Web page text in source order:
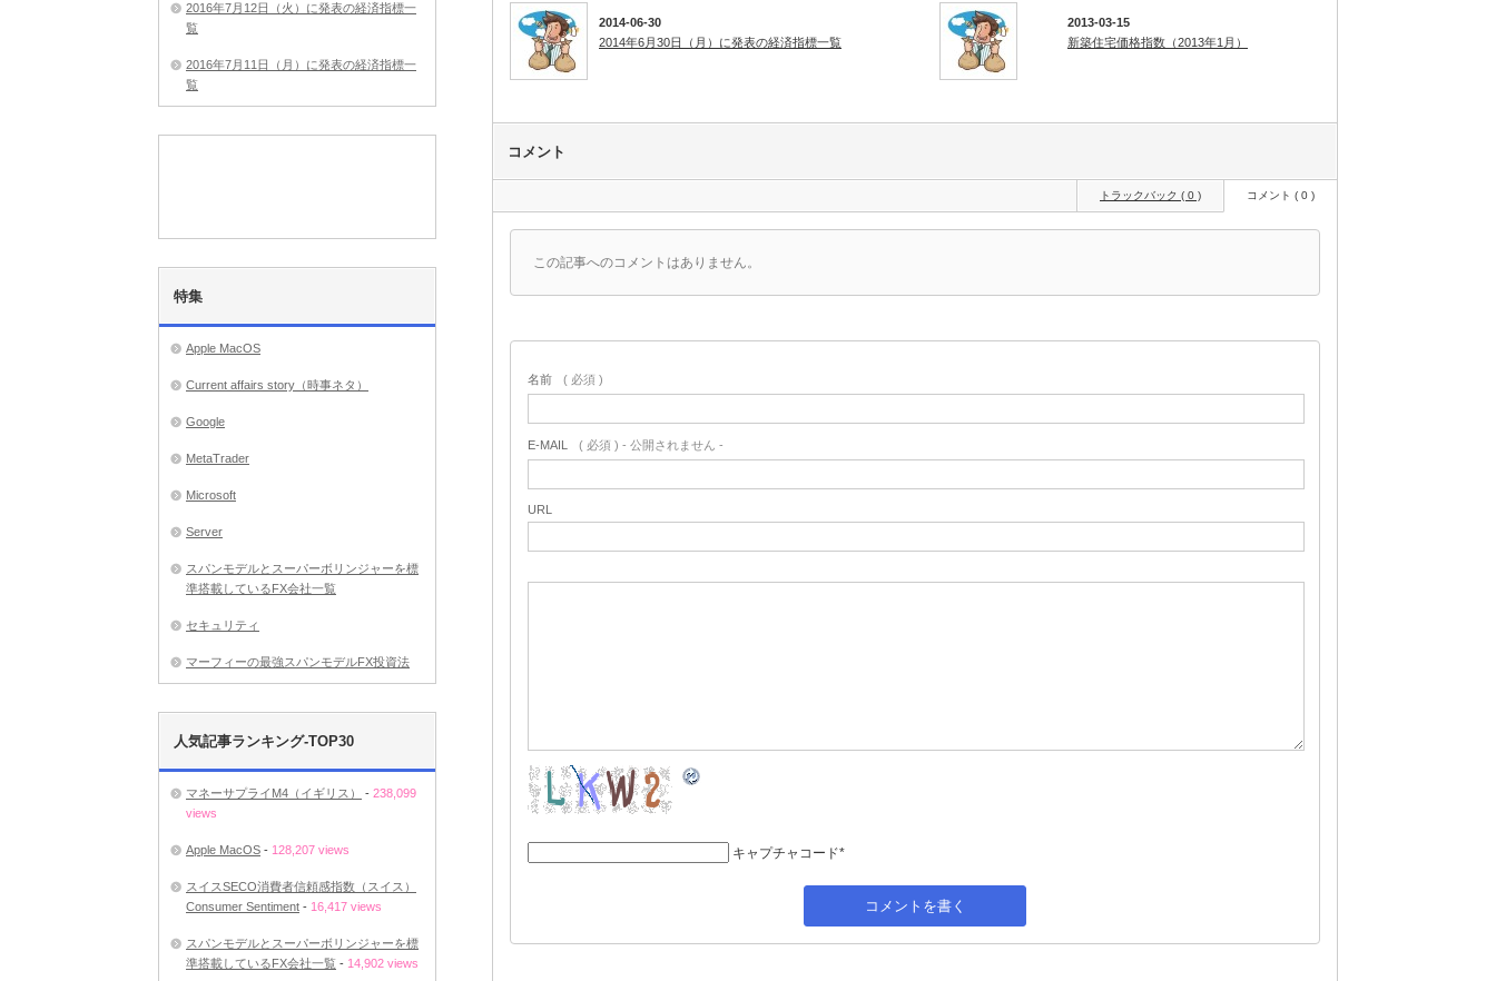
2014-06-30
2014年6月30日（月）に発表の経済指標一覧
2013-03-15
新築住宅価格指数（2013年1月）
コメント
トラックバック ( 0 ) コメント ( 0 )
この記事へのコメントはありません。
名前 ( 必須 )
E-MAIL ( 必須 ) - 公開されません -
URL
キャプチャコード*
2016年7月12日（火）に発表の経済指標一
覧
2016年7月11日（月）に発表の経済指標一
覧
特集
Apple MacOS
Current affairs story（時事ネタ）
Google
MetaTrader
Microsoft
Server
スパンモデルとスーパーボリンジャーを標
準搭載しているFX会社一覧
セキュリティ
マーフィーの最強スパンモデルFX投資法
人気記事ランキング-TOP30
マネーサプライM4（イギリス） - 238,099
views
Apple MacOS - 128,207 views
スイスSECO消費者信頼感指数（スイス）
Consumer Sentiment - 16,417 views
スパンモデルとスーパーボリンジャーを標
準搭載しているFX会社一覧 - 14,902 views